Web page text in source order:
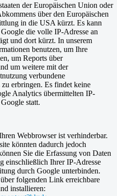
der Europäischen Union oder
über den Europäischen
in die USA kürzt. Es kann
die volle IP-Adresse an
und dort kürzt. In unserem
benutzen, um Ihre
um Reports über
um weitere mit der
verbundene
erbringen. Es findet keine
Analytics übermittelten IP-
statt.
Webbrowser ist verhinderbar.
könnten dadurch jedoch
Sie die Erfassung von Daten
einschließlich Ihrer IP-Adresse
durch Google unterbinden.
folgenden Link erreichbare
installieren: